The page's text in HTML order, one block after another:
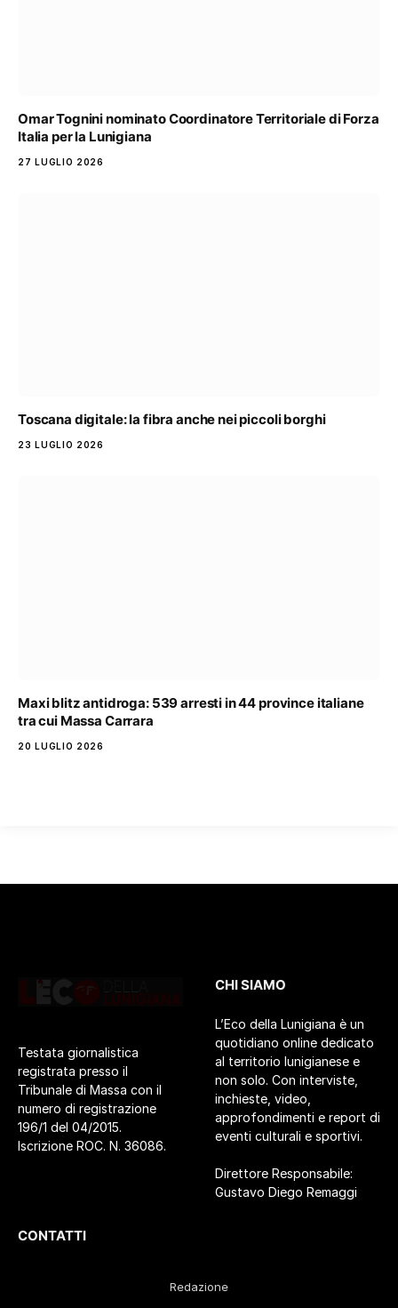
Omar Tognini nominato Coordinatore Territoriale di Forza
Italia per la Lunigiana
27 LUGLIO 2026
Toscana digitale: la fibra anche nei piccoli borghi
23 LUGLIO 2026
Maxi blitz antidroga: 539 arresti in 44 province italiane
tra cui Massa Carrara
20 LUGLIO 2026
Testata giornalistica
registrata presso il
Tribunale di Massa con il
numero di registrazione
196/1 del 04/2015.
Iscrizione ROC. N. 36086.
CHI SIAMO
L’Eco della Lunigiana è un
quotidiano online dedicato
al territorio lunigianese e
non solo. Con interviste,
inchieste, video,
approfondimenti e report di
eventi culturali e sportivi.
Direttore Responsabile:
Gustavo Diego Remaggi
CONTATTI
Redazione